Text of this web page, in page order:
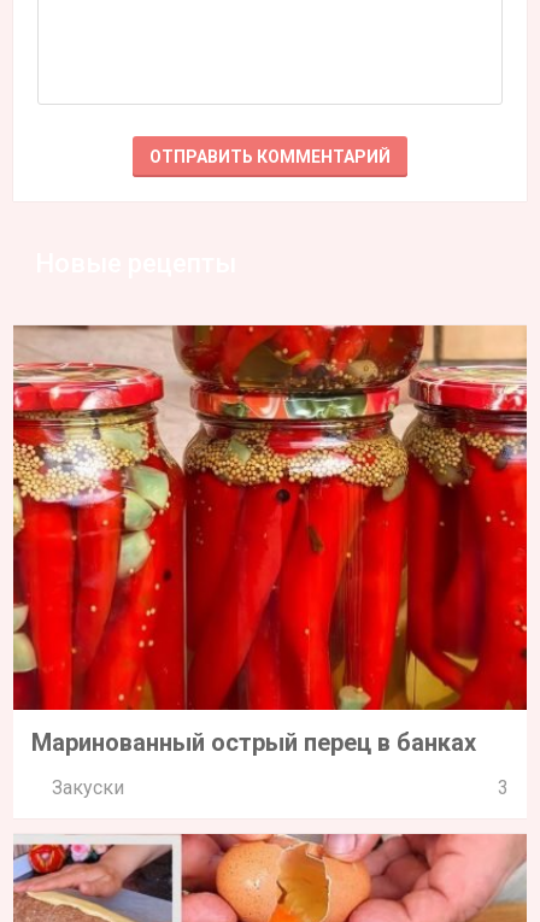
Маринованный острый перец в банках
Закуски 3